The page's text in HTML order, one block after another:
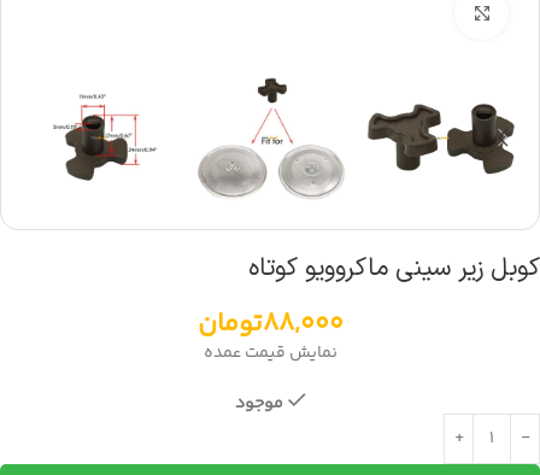
کوبل زیر سینی ماکروویو کوتاه
88,000تومان
نمایش قیمت عمده
موجود